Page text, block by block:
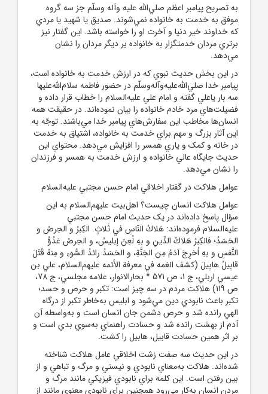
به تصريح پيامبر اعظم صلي‌الله‌ عليه ‌وآله ‌وسلّم جز سه گروه
موفق به خدمت به خانواده نمي‌شوند. صديق يا شهيد يا مردي
که خداوند خير دنيا و آخرت او را خواسته باشد. اين گفتار نيز
برتري مردان خدمتگزار به خانواده بر ديگر مردان را نشان
مي‌دهد.
در اين بخش حديث نبوي که در ارزش خدمت به خانواده است،
پيامبر خدا صلي‌الله‌عليه‌وآله‌وسلّم در حضور فاطمه سلام‌الله‌عليها
سه ‌بار ياعلي گفته و امام علي عليه‌السلام را خطاب قرار داده و
فضيلت‌هاي مرد خادم خانواده را بيان نموده‌اند. در حقيقت همه
انسان‌ها مخاطب اين سفارش‌هاي پيامبر خدا مي‌باشند. توجّه به
اين آثار بزرگ و مهم براي خدمت به خانواده، اشتياق به خدمت
در خانه و کمک و ياري همسر را افزايش مي‌دهد. محتواي اين
حديث جايگاه عالي خانواده و ارزش خدمت به همسر و فرزندان
را نشان مي‌دهد.
عوامل هلاکت در گفتار اخلاقي امام حسن مجتبي عليه‌السلام
عوامل هلاکت انسان چيست؟ اهل‌بيت عليهم‌السلام به اين
سؤال پاسخ داده‌اند در يک حديث امام حسن مجتبي
عليه‌السلام فرموده‌اند: هَلاكُ النّاسِ في ثَلاثٍ. الكِبرُ و الحِرصُ و
الحَسَدُ؛ فالكِبرُ هَلاكُ الدِّينِ و بهِ لُعِنَ إبليسُ، و الحِرصُ عَدُوُّ
النَّفسِ و بهِ اُخرِجَ آدَمُ مِن الجَنَّةِ، و الحَسَدُ رائدُ السُّوءِ و مِنهُ قَتَلَ
قابِيلُ هابِيلَ (کشف الغمه في معرفة الأئمه عليهم‌السلام، علي بن
عيسي اربلي، ج 1، ص 571 * بحارالانوار، علامه مجلسي، ج 78،
ص 119) هلاکت مردم در سه چيز است: تکبر و حرص و حسد؛
تکبر باعث نابودي دين مي‌شود و ابليس به‌خاطر تکبر از درگاه
الهي رانده شد و حرص دشمن جان انسان است و به‌واسطه آن
آدم از بهشت رانده شد و حسادت راهنماي به‌سوي بدي است و
بر اثر همين حسادت قابيل، هابيل را کشت.
در اين حديث سه صفت زشت اخلاقي عامل هلاکت شناخته
شده‌اند. هلاکت به‌معناي نابودي و نيستي و مرگ و تباهي و از
بين رفتن است. اين کلمه براي نابودي فيزيکي مانند مرگ و
مردن انسان به‌کار مي‌رود همچنين براي نابودي معنوي مانند از